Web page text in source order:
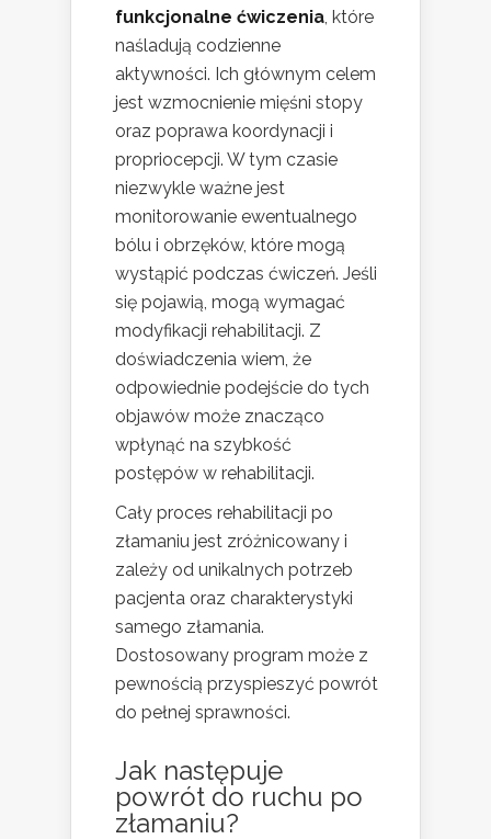
funkcjonalne ćwiczenia, które
naśladują codzienne
aktywności. Ich głównym celem
jest wzmocnienie mięśni stopy
oraz poprawa koordynacji i
propriocepcji. W tym czasie
niezwykle ważne jest
monitorowanie ewentualnego
bólu i obrzęków, które mogą
wystąpić podczas ćwiczeń. Jeśli
się pojawią, mogą wymagać
modyfikacji rehabilitacji. Z
doświadczenia wiem, że
odpowiednie podejście do tych
objawów może znacząco
wpłynąć na szybkość
postępów w rehabilitacji.
Cały proces rehabilitacji po
złamaniu jest zróżnicowany i
zależy od unikalnych potrzeb
pacjenta oraz charakterystyki
samego złamania.
Dostosowany program może z
pewnością przyspieszyć powrót
do pełnej sprawności.
Jak następuje
powrót do ruchu po
złamaniu?